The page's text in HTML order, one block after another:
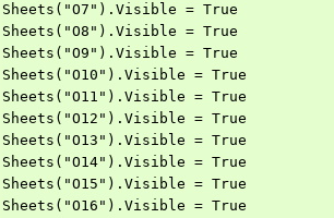
Sheets("O7").Visible = True
Sheets("O8").Visible = True
Sheets("O9").Visible = True
Sheets("O10").Visible = True
Sheets("O11").Visible = True
Sheets("O12").Visible = True
Sheets("O13").Visible = True
Sheets("O14").Visible = True
Sheets("O15").Visible = True
Sheets("O16").Visible = True